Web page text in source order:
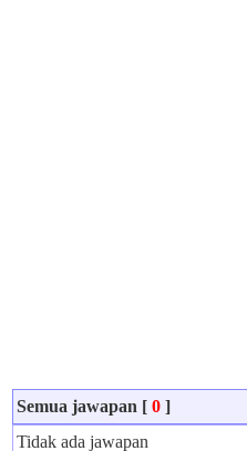
Semua jawapan [ 0 ]
Tidak ada jawapan